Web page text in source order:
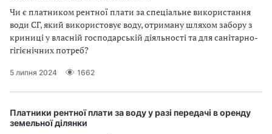
Чи є платником рентної плати за спеціальне використання
води СГ, який використовує воду, отриману шляхом забору з
криниці у власній господарській діяльності та для санітарно-
гігієнічних потреб?
5 липня 2024 1662
Платники рентної плати за воду у разі передачі в оренду
земельної ділянки